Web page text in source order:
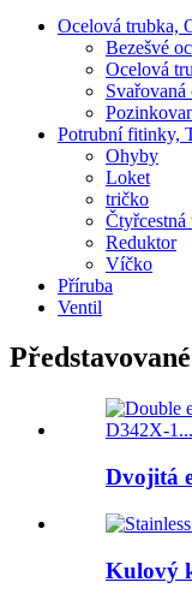
Ocelová trubka,
Bezešvé
Ocelová
Potrubní fitinky,
Ohyby
Loket
tričko
Čtyřcestná
Reduktor
Víčko
Příruba
Ventil
Dvojitá
Kulový